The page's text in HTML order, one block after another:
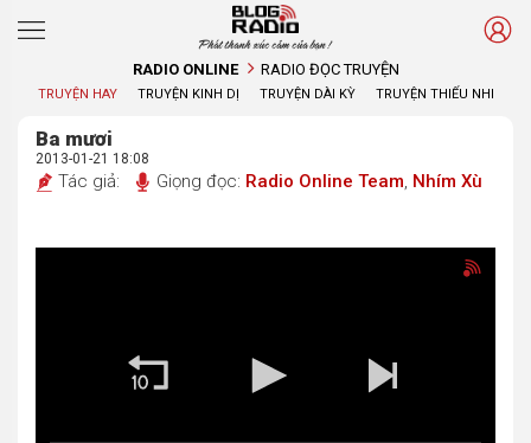
Phát thanh xúc cảm của bạn !
RADIO ONLINE RADIO ĐỌC TRUYỆN
TRUYỆN HAY TRUYỆN KINH DỊ TRUYỆN DÀI KỲ TRUYỆN THIẾU NHI
Ba mươi
2013-01-21 18:08
Tác giả: Giọng đọc: Radio Online Team, Nhím Xù